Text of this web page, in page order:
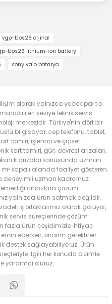
vgp-bps26 orjinal
bps26 lithium-ion battery
sony vaio batarya
olarak yalnızca yedek parça
ileri seviye teknik servis
merkezidir. Türkiye'nin dört bir
bilgisayar, cep telefonu, tablet,
tamiri, işlemci ve çipset
kart tamiri, güç devresi arızaları,
arızalar konusunda uzman
kapalı alanda faaliyet gösteren
deneyimli uzman kadromuz
cihazlara çözüm
yalnızca ürün satmak değildir.
iş ortaklarımız olarak görüyor,
servis süreçlerinde çözüm
fazla ürün çeşidimizle ihtiyaç
ederken, onarım gerektiren
destek sağlayabiliyoruz. Ürün
ilgili her konuda bizimle
yardımcı oluruz.